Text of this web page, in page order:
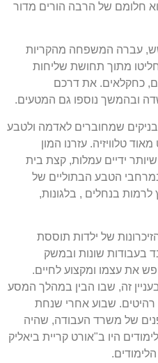
חלומם של הרבה הורים מדור
, עברה המשפחה מהקריות
מתוך תחושת שליחות
, כחקלאים. את דרכם
ובהמשך נוספו גם המטעים.
שמחוברים לאדמה ולטבע
טלוויזיה. עזרנו המון
ידיים עמלות, קצת בית
במרחבי הטבע הבתוליים של
לרמות בנחלים , בלגונות,
של ילדות תוססת
בעבודות שונות ובמשק
את עצמו ומקצוע לחיים.
זה, שבו הבין במהלך המסע
. שבוע אחרי שנחת
של משרד העבודה, שהיה
היו ב"אורט קריית ביאליק
.